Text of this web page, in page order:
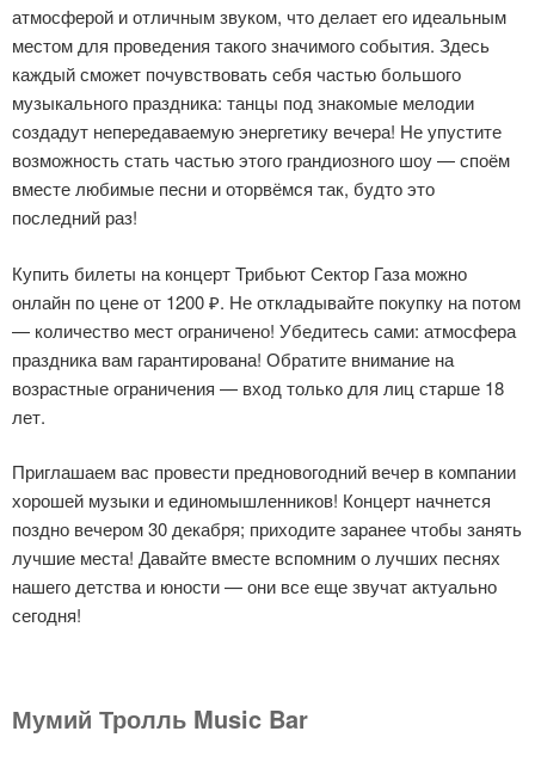
атмосферой и отличным звуком, что делает его идеальным
местом для проведения такого значимого события. Здесь
каждый сможет почувствовать себя частью большого
музыкального праздника: танцы под знакомые мелодии
создадут непередаваемую энергетику вечера! Не упустите
возможность стать частью этого грандиозного шоу — споём
вместе любимые песни и оторвёмся так, будто это
последний раз!
Купить билеты на концерт Трибьют Сектор Газа можно
онлайн по цене от 1200 ₽. Не откладывайте покупку на потом
— количество мест ограничено! Убедитесь сами: атмосфера
праздника вам гарантирована! Обратите внимание на
возрастные ограничения — вход только для лиц старше 18
лет.
Приглашаем вас провести предновогодний вечер в компании
хорошей музыки и единомышленников! Концерт начнется
поздно вечером 30 декабря; приходите заранее чтобы занять
лучшие места! Давайте вместе вспомним о лучших песнях
нашего детства и юности — они все еще звучат актуально
сегодня!
Мумий Тролль Music Bar